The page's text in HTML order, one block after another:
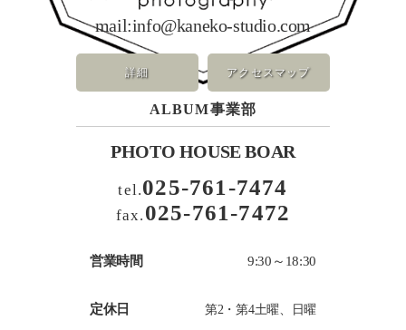
mail:info@kaneko-studio.com
詳細 アクセスマップ
ALBUM事業部
PHOTO HOUSE BOAR
tel.025-761-7474
fax. 025-761-7472
営業時間 9:30～18:30
定休日 第2・第4土曜、日曜